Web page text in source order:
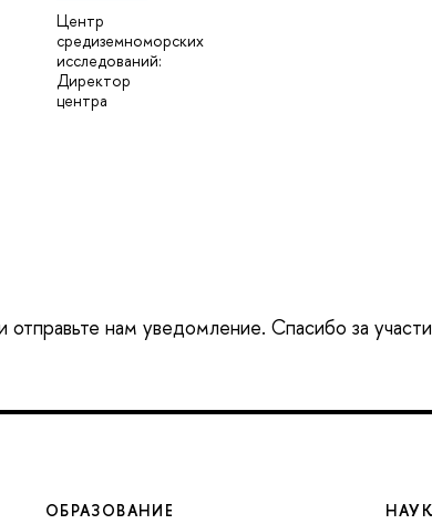
Центр
средиземноморских
исследований:
Директор
центра
нам уведомление. Спасибо за
ОБРАЗОВАНИЕ